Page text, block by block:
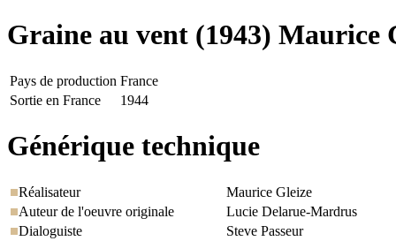
Graine au vent (1943) Maurice
Pays de production France
Sortie en France
1944
Générique technique
Réalisateur
Maurice Gleize
Auteur de l'oeuvre originale
Lucie Delarue-Mardrus
Dialoguiste
Steve Passeur